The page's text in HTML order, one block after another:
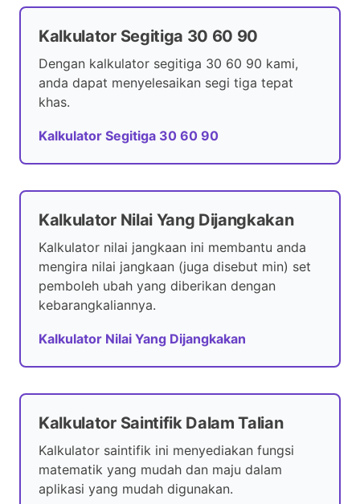
Kalkulator Segitiga 30 60 90
Dengan kalkulator segitiga 30 60 90 kami,
anda dapat menyelesaikan segi tiga tepat
khas.
Kalkulator Segitiga 30 60 90
Kalkulator Nilai Yang Dijangkakan
Kalkulator nilai jangkaan ini membantu anda
mengira nilai jangkaan (juga disebut min) set
pemboleh ubah yang diberikan dengan
kebarangkaliannya.
Kalkulator Nilai Yang Dijangkakan
Kalkulator Saintifik Dalam Talian
Kalkulator saintifik ini menyediakan fungsi
matematik yang mudah dan maju dalam
aplikasi yang mudah digunakan.